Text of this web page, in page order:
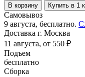
В корзину Купить в 1
Самовывоз
9 августа, бесплатно.
Доставка г. Москва
11 августа, от 550 ₽
Подъем
бесплатно
Сборка